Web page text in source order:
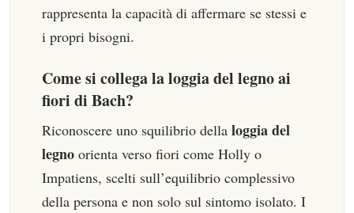
rappresenta la capacità di affermare se stessi e
i propri bisogni.
Come si collega la loggia del legno ai
fiori di Bach?
Riconoscere uno squilibrio della loggia del
legno orienta verso fiori come Holly o
Impatiens, scelti sull’equilibrio complessivo
della persona e non solo sul sintomo isolato. I